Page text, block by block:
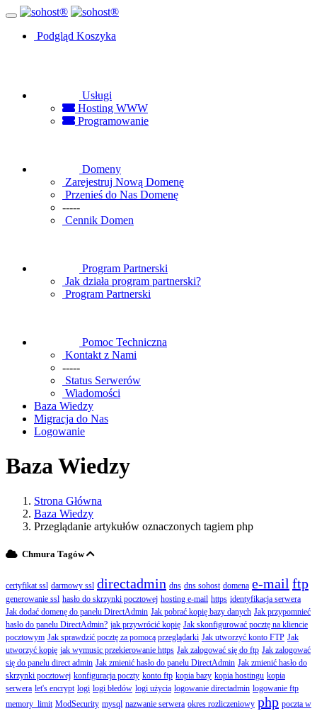
Podgląd Koszyka
Usługi
Hosting WWW
Programowanie
Domeny
Zarejestruj Nową Domenę
Przenieś do Nas Domenę
-----
Cennik Domen
Program Partnerski
Jak działa program partnerski?
Program Partnerski
Pomoc Techniczna
Kontakt z Nami
-----
Status Serwerów
Wiadomości
Baza Wiedzy
Migracja do Nas
Logowanie
Baza Wiedzy
Strona Główna
Baza Wiedzy
Przeglądanie artykułów oznaczonych tagiem php
Chmura Tagów
certyfikat ssl darmowy ssl directadmin dns dns sohost domena e-mail ftp
generowanie ssl hasło do skrzynki pocztowej hosting e-mail https identyfikacja serwera
Jak dodać domenę do panelu DirectAdmin Jak pobrać kopię bazy danych Jak przypomnieć
hasło do panelu DirectAdmin? jak przywrócić kopię Jak skonfigurować pocztę na kliencie
pocztowym Jak sprawdzić pocztę za pomocą przeglądarki Jak utworzyć konto FTP Jak
utworzyć kopię jak wymusic przekierowanie https Jak zalogować się do ftp Jak zalogować
się do panelu direct admin Jak zmienić hasło do panelu DirectAdmin Jak zmienić hasło do
skrzynki pocztowej konfiguracja poczty konto ftp kopia bazy kopia hostingu kopia
serwera let's encrypt logi logi błedów logi użycia logowanie directadmin logowanie ftp
memory_limit ModSecurity mysql nazwanie serwera okres rozliczeniowy php poczta w